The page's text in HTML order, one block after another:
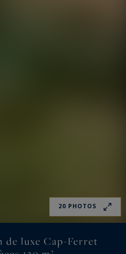
20 PHOTOS
de luxe Cap-Ferret